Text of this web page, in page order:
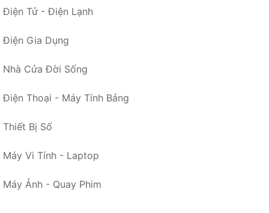
Điện Tử - Điện Lạnh
Điện Gia Dụng
Nhà Cửa Đời Sống
Điện Thoại - Máy Tính Bảng
Thiết Bị Số
Máy Vi Tính - Laptop
Máy Ảnh - Quay Phim